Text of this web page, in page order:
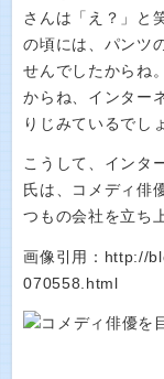
さんは「え？」と
の頃には、パンツ
せんでしたからね
からね、インター
りじみているでし
こうして、インタ
氏は、コメディ俳
つもの会社を立ち
画像引用：http://
070558.html